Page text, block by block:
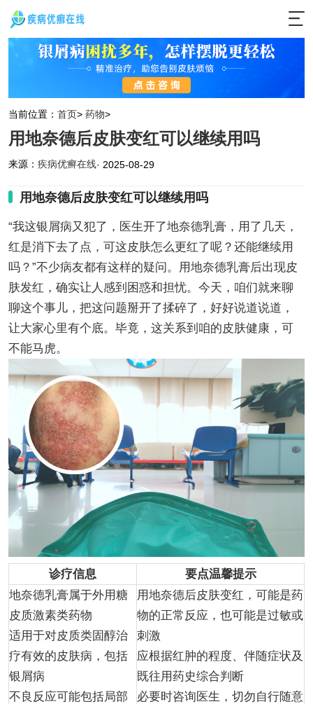
当前位置： 首页> 药物>
用地奈德后皮肤变红可以继续用吗
来源： 疾病优癣在线· 2025-08-29
用地奈德后皮肤变红可以继续用吗
“我这银屑病又犯了，医生开了地奈德乳膏，用了几天，
红是消下去了点，可这皮肤怎么更红了呢？还能继续用
吗？”不少病友都有这样的疑问。用地奈德乳膏后出现皮
肤发红，确实让人感到困惑和担忧。今天，咱们就来聊
聊这个事儿，把这问题掰开了揉碎了，好好说道说道，
让大家心里有个底。毕竟，这关系到咱的皮肤健康，可
不能马虎。
诊疗信息
要点温馨提示
地奈德乳膏属于外用糖
皮质激素类药物
适用于对皮质类固醇治
疗有效的皮肤病，包括
银屑病
不良反应可能包括局部
用地奈德后皮肤变红，可能是药
物的正常反应，也可能是过敏或
刺激
应根据红肿的程度、伴随症状及
既往用药史综合判断
必要时咨询医生，切勿自行随意